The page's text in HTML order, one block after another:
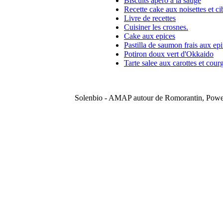
Recette cake aux noisettes et
Livre de recettes
Cuisiner les crosnes.
Cake aux epices
Pastilla de saumon frais aux
Potiron doux vert d'Okkaido
Tarte salee aux carottes et
Solenbio - AMAP autour de Romorantin,